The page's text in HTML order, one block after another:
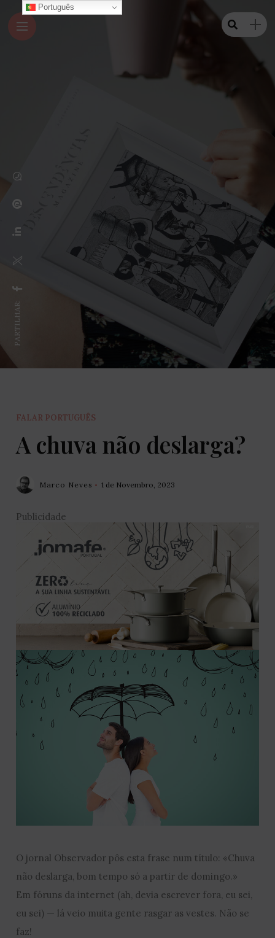
PARTILHAR:
FALAR PORTUGUÊS
A chuva não deslarga?
Marco Neves 1 de Novembro, 2023
Publicidade
O jornal Observador pôs esta frase num título: «Chuva
não deslarga, bom tempo só a partir de domingo.»
Em fóruns da internet (ah, devia escrever fora, eu sei,
eu sei) — lá veio muita gente rasgar as vestes. Não se
faz!
Português